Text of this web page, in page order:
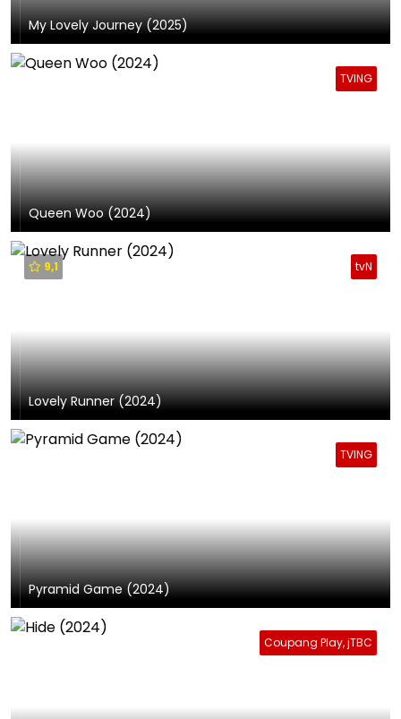
My Lovely Journey (2025)
TVING
Queen Woo (2024)
tvN
9,1
Lovely Runner (2024)
TVING
Pyramid Game (2024)
Coupang Play, jTBC